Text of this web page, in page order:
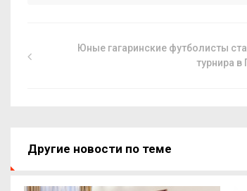
Юные гагаринские футболисты
турнира
Другие новости по теме